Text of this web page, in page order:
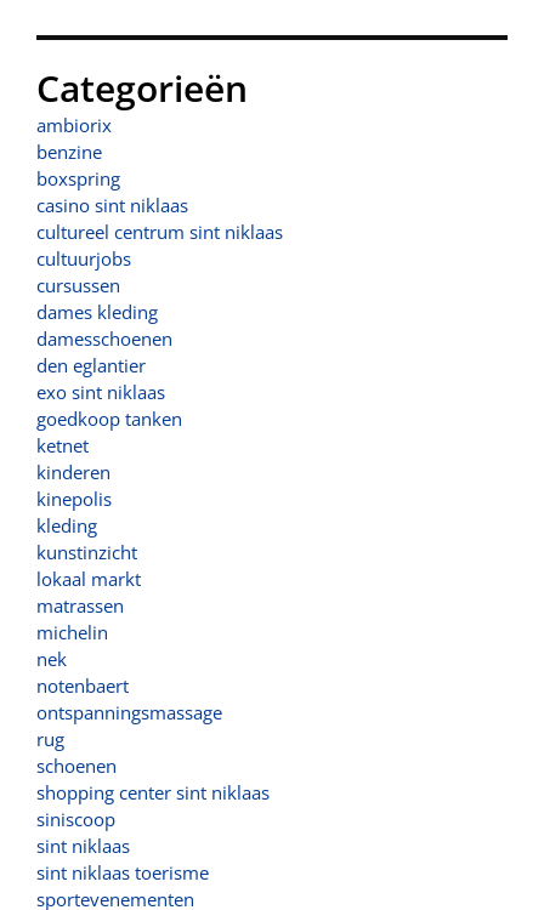
Categorieën
ambiorix
benzine
boxspring
casino sint niklaas
cultureel centrum sint niklaas
cultuurjobs
cursussen
dames kleding
damesschoenen
den eglantier
exo sint niklaas
goedkoop tanken
ketnet
kinderen
kinepolis
kleding
kunstinzicht
lokaal markt
matrassen
michelin
nek
notenbaert
ontspanningsmassage
rug
schoenen
shopping center sint niklaas
siniscoop
sint niklaas
sint niklaas toerisme
sportevenementen